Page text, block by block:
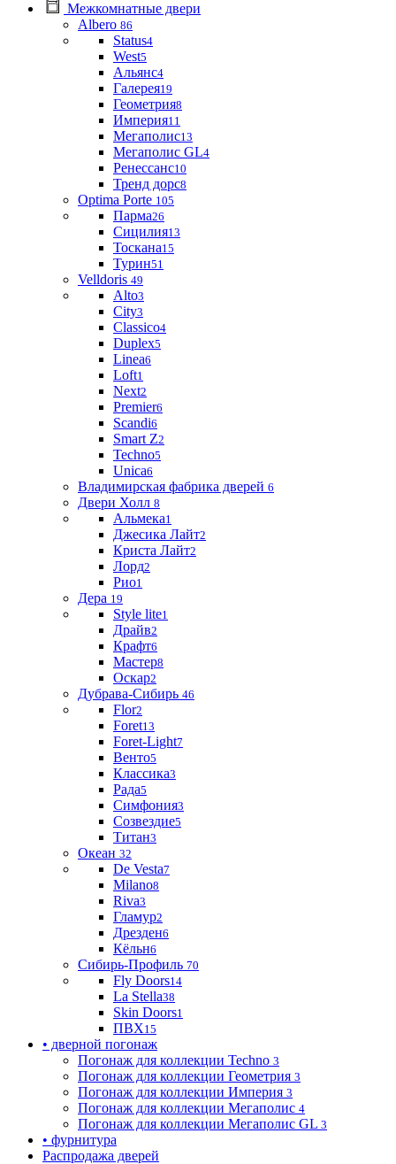
Межкомнатные двери
Albero 86
Status4
West5
Альянс4
Галерея19
Геометрия8
Империя11
Мегаполис13
Мегаполис GL4
Ренессанс10
Тренд дорс8
Optima Porte 105
Парма26
Сицилия13
Тоскана15
Турин51
Velldoris 49
Alto3
City3
Classico4
Duplex5
Linea6
Loft1
Next2
Premier6
Scandi6
Smart Z2
Techno5
Unica6
Владимирская фабрика дверей 6
Двери Холл 8
Альмека1
Джесика Лайт2
Криста Лайт2
Лорд2
Рио1
Дера 19
Style lite1
Драйв2
Крафт6
Мастер8
Оскар2
Дубрава-Сибирь 46
Flor2
Foret13
Foret-Light7
Венто5
Классика3
Рада5
Симфония3
Созвездие5
Титан3
Океан 32
De Vesta7
Milano8
Riva3
Гламур2
Дрезден6
Кёльн6
Сибирь-Профиль 70
Fly Doors14
La Stella38
Skin Doors1
ПВХ15
• дверной погонаж
Погонаж для коллекции Techno 3
Погонаж для коллекции Геометрия 3
Погонаж для коллекции Империя 3
Погонаж для коллекции Мегаполис 4
Погонаж для коллекции Мегаполис GL 3
• фурнитура
Распродажа дверей